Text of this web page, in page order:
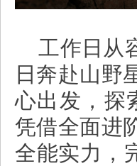
工作日从
日奔赴山野
心出发，探
凭借全面进
全能实力，